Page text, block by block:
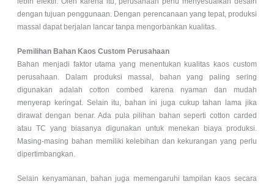
dengan tujuan penggunaan. Dengan perencanaan yang tepat, produksi
massal dapat berjalan lancar tanpa mengorbankan kualitas.
Pemilihan Bahan Kaos Custom Perusahaan
Bahan menjadi faktor utama yang menentukan kualitas kaos custom
perusahaan. Dalam produksi massal, bahan yang paling sering
digunakan adalah cotton combed karena nyaman dan mudah
menyerap keringat. Selain itu, bahan ini juga cukup tahan lama jika
dirawat dengan benar. Ada pula pilihan bahan seperti cotton carded
atau TC yang biasanya digunakan untuk menekan biaya produksi.
Masing-masing bahan memiliki kelebihan dan kekurangan yang perlu
dipertimbangkan.
Selain kenyamanan, bahan juga memengaruhi tampilan kaos secara